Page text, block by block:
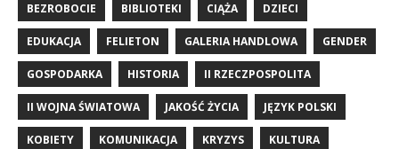
BEZROBOCIE BIBLIOTEKI CIĄŻA DZIECI
EDUKACJA FELIETON GALERIA HANDLOWA GENDER
GOSPODARKA HISTORIA II RZECZPOSPOLITA
II WOJNA ŚWIATOWA JAKOŚĆ ŻYCIA JĘZYK POLSKI
KOBIETY KOMUNIKACJA KRYZYS KULTURA